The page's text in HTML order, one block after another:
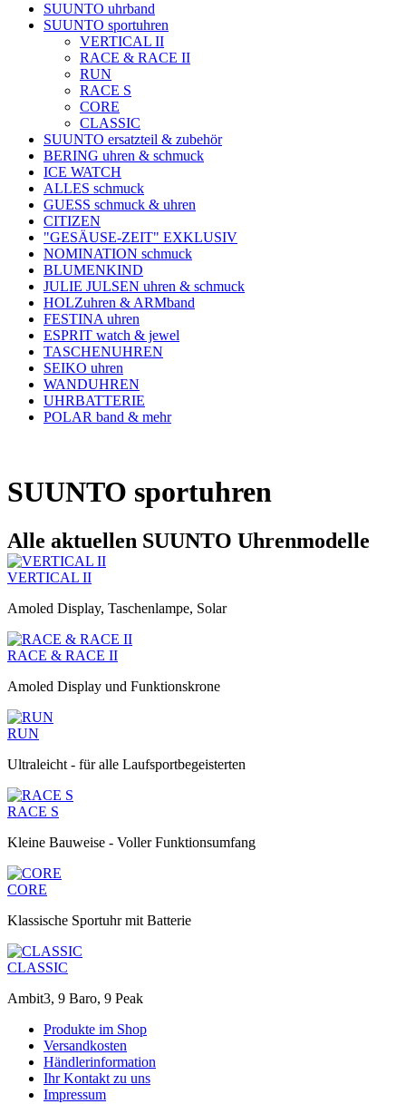
SUUNTO uhrband
SUUNTO sportuhren
VERTICAL II
RACE & RACE II
RUN
RACE S
CORE
CLASSIC
SUUNTO ersatzteil & zubehör
BERING uhren & schmuck
ICE WATCH
ALLES schmuck
GUESS schmuck & uhren
CITIZEN
"GESÄUSE-ZEIT" EXKLUSIV
NOMINATION schmuck
BLUMENKIND
JULIE JULSEN uhren & schmuck
HOLZuhren & ARMband
FESTINA uhren
ESPRIT watch & jewel
TASCHENUHREN
SEIKO uhren
WANDUHREN
UHRBATTERIE
POLAR band & mehr
SUUNTO sportuhren
Alle aktuellen SUUNTO Uhrenmodelle
VERTICAL II
Amoled Display, Taschenlampe, Solar
RACE & RACE II
Amoled Display und Funktionskrone
RUN
Ultraleicht - für alle Laufsportbegeisterten
RACE S
Kleine Bauweise - Voller Funktionsumfang
CORE
Klassische Sportuhr mit Batterie
CLASSIC
Ambit3, 9 Baro, 9 Peak
Produkte im Shop
Versandkosten
Händlerinformation
Ihr Kontakt zu uns
Impressum